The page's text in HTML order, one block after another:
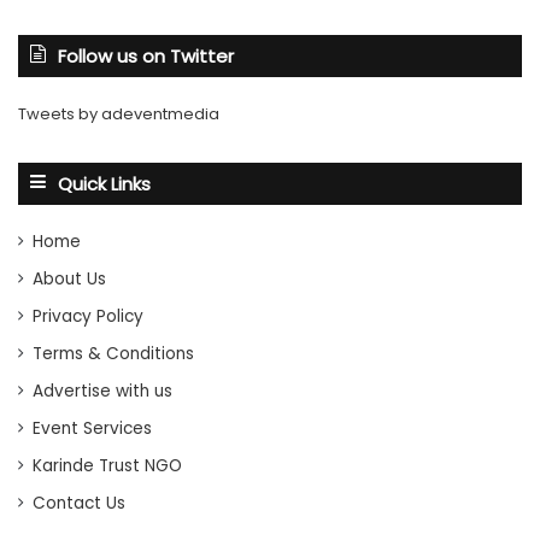
Follow us on Twitter
Tweets by adeventmedia
Quick Links
Home
About Us
Privacy Policy
Terms & Conditions
Advertise with us
Event Services
Karinde Trust NGO
Contact Us